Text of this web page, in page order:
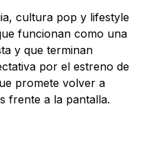
cultura pop y lifestyle
funcionan como una
y que terminan
por el estreno de
promete volver a
frente a la pantalla.